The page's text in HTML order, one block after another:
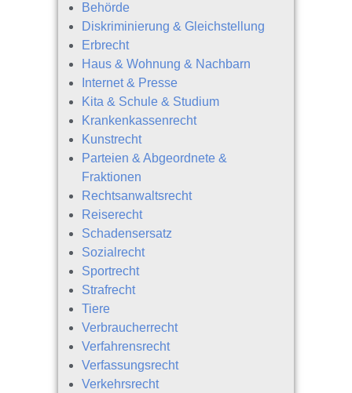
Behörde
Diskriminierung & Gleichstellung
Erbrecht
Haus & Wohnung & Nachbarn
Internet & Presse
Kita & Schule & Studium
Krankenkassenrecht
Kunstrecht
Parteien & Abgeordnete &
Fraktionen
Rechtsanwaltsrecht
Reiserecht
Schadensersatz
Sozialrecht
Sportrecht
Strafrecht
Tiere
Verbraucherrecht
Verfahrensrecht
Verfassungsrecht
Verkehrsrecht